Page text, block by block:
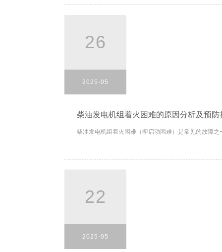
26
2025-05
柴油发电机组着火困难的原因分析及预防
柴油发电机组着火困难（即启动困难）是常见的故障
22
2025-05